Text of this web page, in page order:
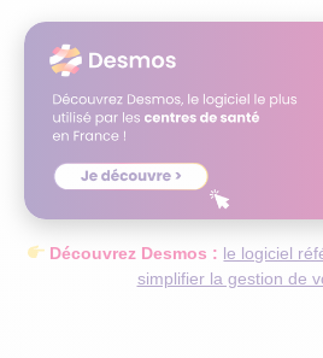
Découvrez Desmos : le logiciel
simplifier la gestion de